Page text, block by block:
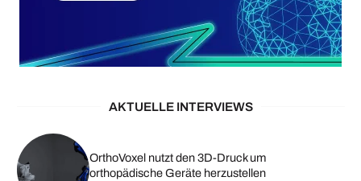
AKTUELLE INTERVIEWS
OrthoVoxel nutzt den 3D-Druck um
orthopädische Geräte herzustellen